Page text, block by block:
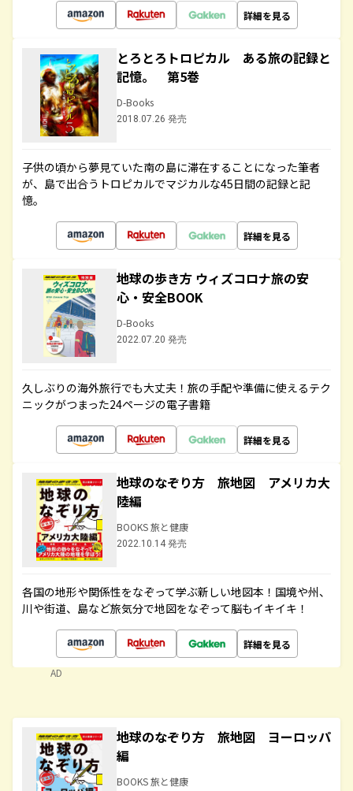
詳細を見る
とろとろトロピカル ある旅の記録と
記憶。 第5巻
D-Books
2018.07.26 発売
子供の頃から夢見ていた南の島に滞在することになった筆者
が、島で出合うトロピカルでマジカルな45日間の記録と記
憶。
詳細を見る
地球の歩き方 ウィズコロナ旅の安
心・安全BOOK
D-Books
2022.07.20 発売
久しぶりの海外旅行でも大丈夫！旅の手配や準備に使えるテク
ニックがつまった24ページの電子書籍
詳細を見る
地球のなぞり方 旅地図 アメリカ大
陸編
BOOKS 旅と健康
2022.10.14 発売
各国の地形や関係性をなぞって学ぶ新しい地図本！国境や州、
川や街道、島など旅気分で地図をなぞって脳もイキイキ！
詳細を見る
AD
地球のなぞり方 旅地図 ヨーロッパ
編
BOOKS 旅と健康